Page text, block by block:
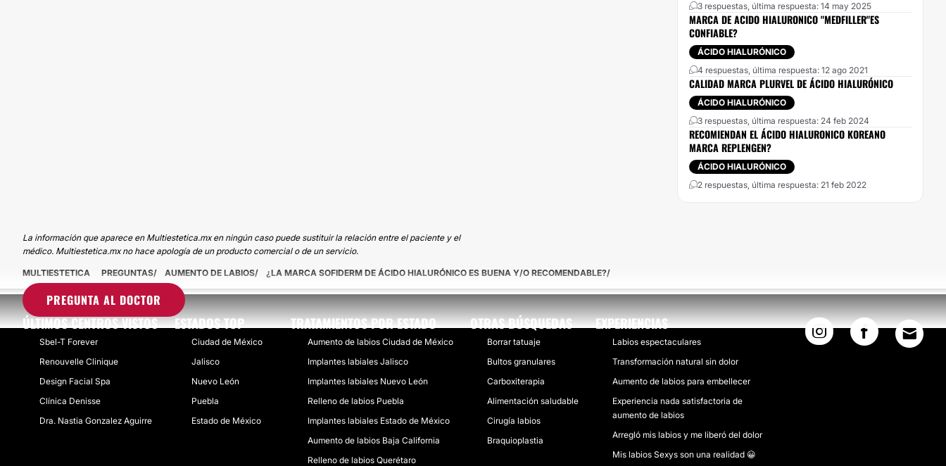
3 respuestas, última respuesta: 14 may 2025
MARCA DE ACIDO HIALURONICO "MEDFILLER"ES
CONFIABLE?
ÁCIDO HIALURÓNICO
4 respuestas, última respuesta: 12 ago 2021
CALIDAD MARCA PLURVEL DE ÁCIDO HIALURÓNICO
ÁCIDO HIALURÓNICO
3 respuestas, última respuesta: 24 feb 2024
RECOMIENDAN EL ÁCIDO HIALURONICO KOREANO
MARCA REPLENGEN?
ÁCIDO HIALURÓNICO
2 respuestas, última respuesta: 21 feb 2022
La información que aparece en Multiestetica.mx en ningún caso puede sustituir la relación entre el paciente y el
médico. Multiestetica.mx no hace apología de un producto comercial o de un servicio.
PREGUNTA AL DOCTOR
MULTIESTETICA PREGUNTAS AUMENTO DE LABIOS ¿LA MARCA SOFIDERM DE ÁCIDO HIALURÓNICO ES BUENA Y/O RECOMENDABLE?
ÚLTIMOS CENTROS VISTOS
Sbel-T Forever
Renouvelle Clinique
Design Facial Spa
Clínica Denisse
Dra. Nastia Gonzalez Aguirre
ESTADOS TOP
Ciudad de México
Jalisco
Nuevo León
Puebla
Estado de México
TRATAMIENTOS POR ESTADO
Aumento de labios Ciudad de México
Implantes labiales Jalisco
Implantes labiales Nuevo León
Relleno de labios Puebla
Implantes labiales Estado de México
Aumento de labios Baja California
Relleno de labios Querétaro
OTRAS BÚSQUEDAS
Borrar tatuaje
Bultos granulares
Carboxiterapia
Alimentación saludable
Cirugía labios
Braquioplastia
EXPERIENCIAS
Labios espectaculares
Transformación natural sin dolor
Aumento de labios para embellecer
Experiencia nada satisfactoria de
aumento de labios
Arregló mis labios y me liberó del dolor
Mis labios Sexys son una realidad 😀